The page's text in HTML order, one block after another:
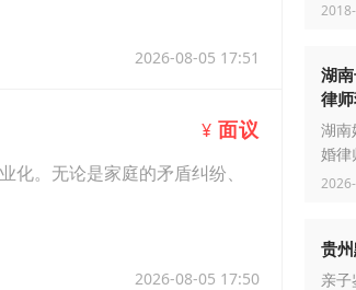
2026-08-05 17:51
¥ 面议
化。无论是家庭的矛盾纠纷、
2026-08-05 17:50
湖
律
湖南
婚律
贵
亲子